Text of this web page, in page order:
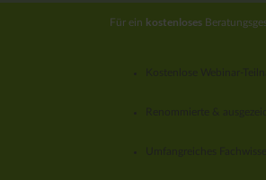
Für ein kostenloses